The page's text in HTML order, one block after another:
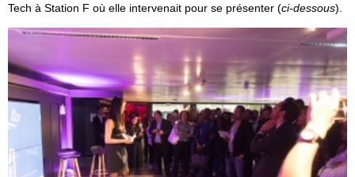
Tech à Station F où elle intervenait pour se présenter (ci-dessous).